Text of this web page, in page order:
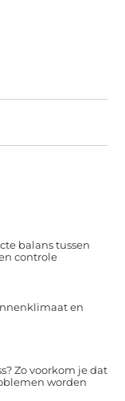
balans tussen
controle
en
Zo voorkom je dat
worden